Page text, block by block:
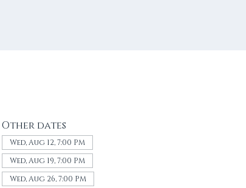
Other dates
Wed, Aug 12, 7:00 PM
Wed, Aug 19, 7:00 PM
Wed, Aug 26, 7:00 PM